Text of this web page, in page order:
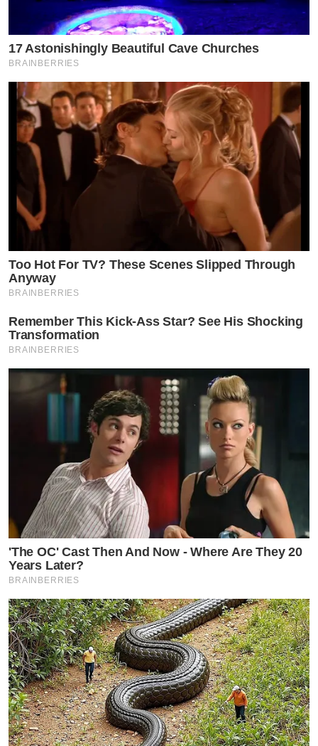
17 Astonishingly Beautiful Cave Churches
BRAINBERRIES
Too Hot For TV? These Scenes Slipped Through
Anyway
BRAINBERRIES
Remember This Kick-Ass Star? See His Shocking
Transformation
BRAINBERRIES
'The OC' Cast Then And Now - Where Are They 20
Years Later?
BRAINBERRIES